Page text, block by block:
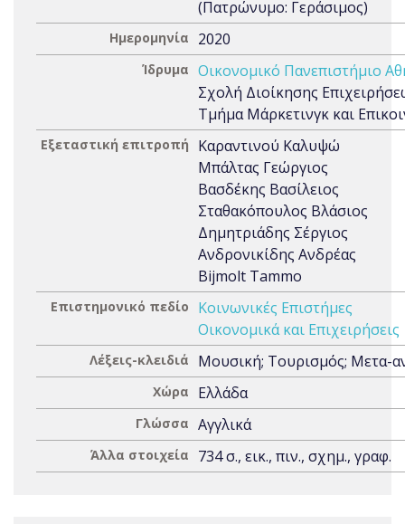
(Πατρώνυμο: Γεράσιμος)
Ημερομηνία 2020
Ίδρυμα Οικονομικό Πανεπιστήμιο
Σχολή Διοίκησης
Τμήμα Μάρκετινγκ και
Εξεταστική επιτροπή
Καραντινού Καλυψώ
Μπάλτας Γεώργιος
Βασδέκης Βασίλειος
Σταθακόπουλος Βλάσιος
Δημητριάδης Σέργιος
Ανδρονικίδης Ανδρέας
Bijmolt Tammo
Επιστημονικό πεδίο
Κοινωνικές Επιστήμες
Οικονομικά και Επιχειρήσεις
Λέξεις-κλειδιά Μουσική; Τουρισμός; Μετα-
Χώρα Ελλάδα
Γλώσσα Αγγλικά
Άλλα στοιχεία 734 σ., εικ., πιν., σχημ., γραφ.